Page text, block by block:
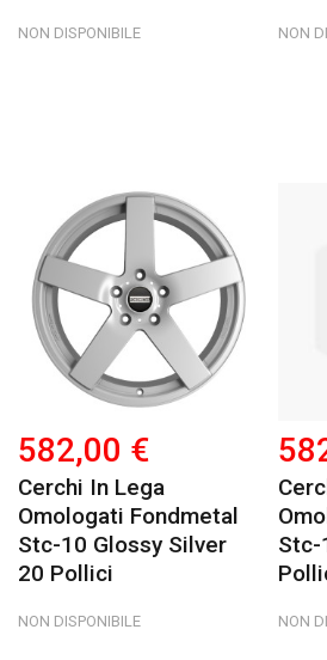
NON DISPONIBILE NON
582,00 €
Cerchi In Lega
Omologati Fondmetal
Stc-10 Glossy Silver
20 Pollici
NON DISPONIBILE
Stc-
NON